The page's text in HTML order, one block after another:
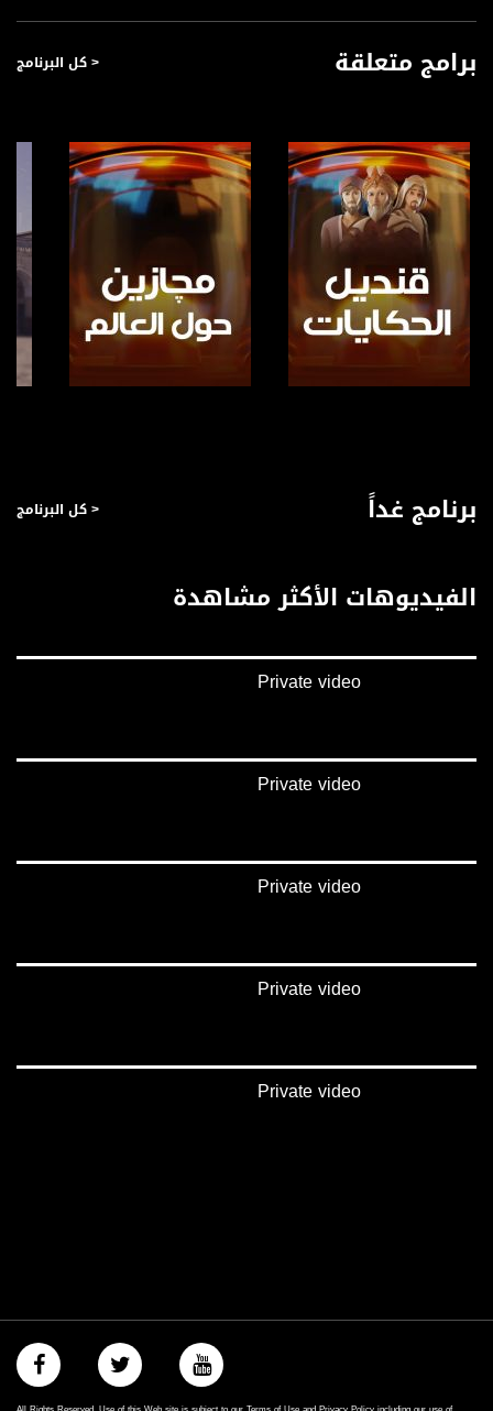
برامج متعلقة < كل البرنامج
برنامج غداً < كل البرنامج
الفيديوهات الأكثر مشاهدة
Private video
Private video
Private video
Private video
Private video